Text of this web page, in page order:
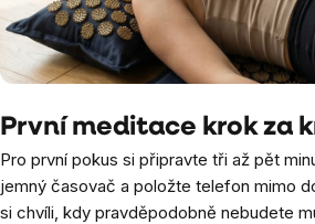
První meditace krok za
Pro první pokus si připravte tři až pět
jemný časovač a položte telefon mimo
si chvíli, kdy pravděpodobně nebudete